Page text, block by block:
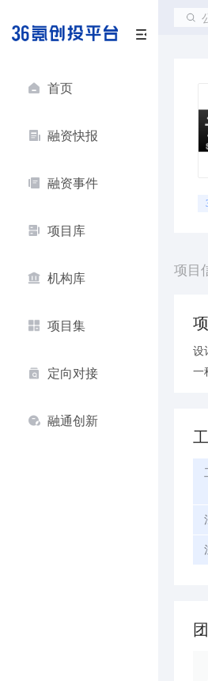
首页
融资快报
融资事件
项目库
机构库
项目集
定向对接
融通创新
项目
设